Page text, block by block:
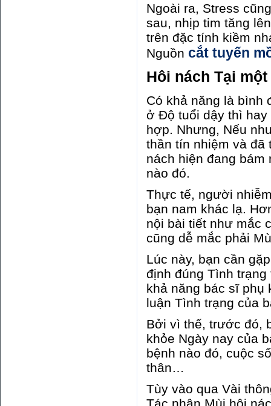
Ngoài ra, Stress
sau, nhịp tim tăng
trên đặc tính kiềm
Nguồn cắt tuyến
Hôi nách Tại
Có khả năng là bình
ở Độ tuổi dậy thì hay
hợp. Nhưng, Nếu
thần tín nhiệm và đã
nách hiện đang
nào đó.
Thực tế, người
bạn nam khác lạ.
nội bài tiết như mắc
cũng dễ mắc phải
Lúc này, bạn cần
định đúng Tình
khả năng bác sĩ phụ
luận Tình trạng của
Bởi vì thế, trước đó,
khỏe Ngày nay của
bệnh nào đó, cuộc
thân…
Tùy vào qua Vài